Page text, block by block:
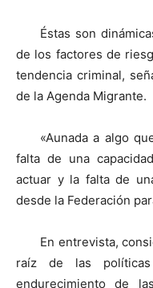
Éstas son
de los factores de
tendencia criminal,
de la Agenda Migrante.
«Aunada a algo
falta de una
actuar y la falta de
desde la Federación
En entrevista,
raíz de las
endurecimiento de